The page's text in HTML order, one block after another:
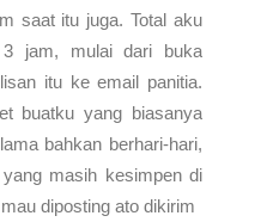
saat itu juga. Total aku
3 jam, mulai dari buka
itu ke email panitia.
buatku yang biasanya
bahkan berhari-hari,
masih kesimpen di
diposting ato dikirim